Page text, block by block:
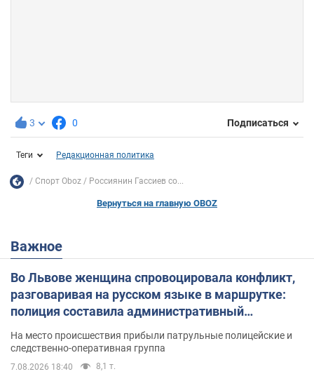
3 0 Подписаться
Теги Редакционная политика
Спорт Oboz Россиянин Гассиев со...
Вернуться на главную OBOZ
Важное
Во Львове женщина спровоцировала конфликт,
разговаривая на русском языке в маршрутке:
полиция составила административный
На место происшествия прибыли патрульные полицейские и
следственно-оперативная группа
7.08.2026 18:40 8,1 т.